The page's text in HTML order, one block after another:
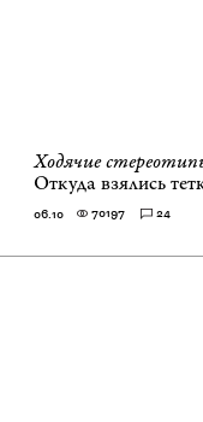
Ходячие
Откуда взялись
06.10 70197 24